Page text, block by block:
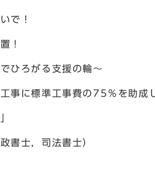
で！
！
ひろがる支援の輪～
事に標準工事費の75％を助成
書士，司法書士）